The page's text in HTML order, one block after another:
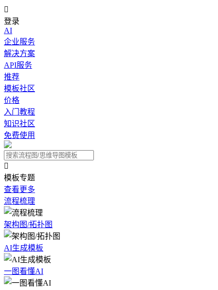

登录
AI
企业服务
解决方案
API服务
推荐
模板社区
价格
入门教程
知识社区
免费使用

模板专题
查看更多
流程梳理
架构图/拓扑图
AI生成模板
一图看懂AI